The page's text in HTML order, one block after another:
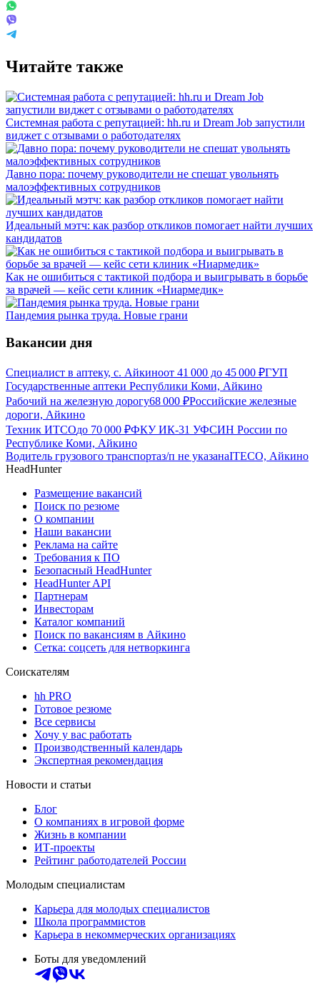
Читайте также
Системная работа с репутацией: hh.ru и Dream Job запустили
виджет с отзывами о работодателях
Давно пора: почему руководители не спешат увольнять
малоэффективных сотрудников
Идеальный мэтч: как разбор откликов помогает найти лучших
кандидатов
Как не ошибиться с тактикой подбора и выигрывать в борьбе
за врачей — кейс сети клиник «Ниармедик»
Пандемия рынка труда. Новые грани
Вакансии дня
Специалист в аптеку, с. Айкиноот 41 000 до 45 000 ₽ГУП
Государственные аптеки Республики Коми, Айкино
Рабочий на железную дорогу68 000 ₽Российские железные
дороги, Айкино
Техник ИТСОдо 70 000 ₽ФКУ ИК-31 УФСИН России по
Республике Коми, Айкино
Водитель грузового транспортаз/п не указанаITECO, Айкино
HeadHunter
Размещение вакансий
Поиск по резюме
О компании
Наши вакансии
Реклама на сайте
Требования к ПО
Безопасный HeadHunter
HeadHunter API
Партнерам
Инвесторам
Каталог компаний
Поиск по вакансиям в Айкино
Сетка: соцсеть для нетворкинга
Соискателям
hh PRO
Готовое резюме
Все сервисы
Хочу у вас работать
Производственный календарь
Экспертная рекомендация
Новости и статьи
Блог
О компаниях в игровой форме
Жизнь в компании
ИТ-проекты
Рейтинг работодателей России
Молодым специалистам
Карьера для молодых специалистов
Школа программистов
Карьера в некоммерческих организациях
Боты для уведомлений